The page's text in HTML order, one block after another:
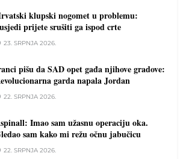
klupski nogomet u problemu:
prijete srušiti ga ispod crte
23. SRPNJA 2026.
pišu da SAD opet gađa njihove gradove:
garda napala Jordan
22. SRPNJA 2026.
Imao sam užasnu operaciju oka.
sam kako mi režu očnu jabučicu
22. SRPNJA 2026.